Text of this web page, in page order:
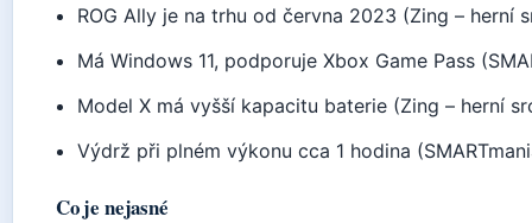
ROG Ally je na trhu od června 2023 (Zing – herní
Má Windows 11, podporuje Xbox Game Pass
Model X má vyšší kapacitu baterie (Zing – herní
Výdrž při plném výkonu cca 1 hodina
Co je nejasné